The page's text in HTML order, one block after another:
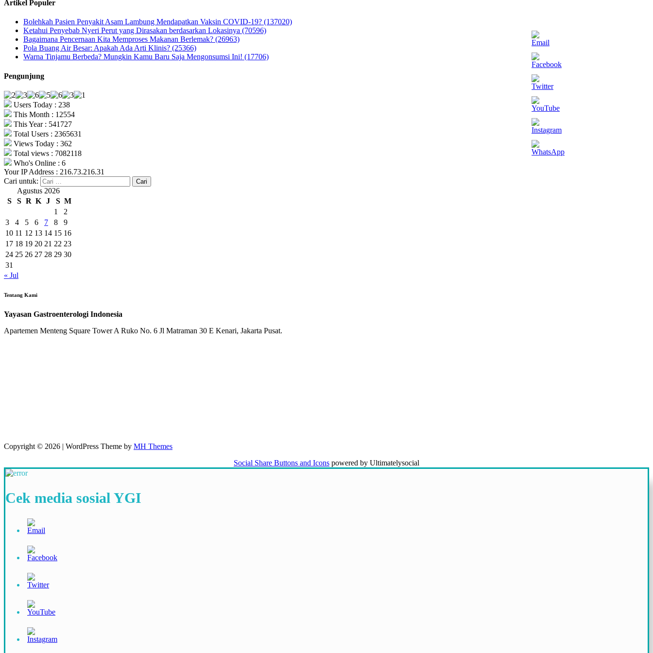
Artikel Populer
Bolehkah Pasien Penyakit Asam Lambung Mendapatkan Vaksin COVID-19? (137020)
Ketahui Penyebab Nyeri Perut yang Dirasakan berdasarkan Lokasinya (70596)
Bagaimana Pencernaan Kita Memproses Makanan Berlemak? (26963)
Pola Buang Air Besar: Apakah Ada Arti Klinis? (25366)
Warna Tinjamu Berbeda? Mungkin Kamu Baru Saja Mengonsumsi Ini! (17706)
Pengunjung
Users Today : 238
This Month : 12554
This Year : 541727
Total Users : 2365631
Views Today : 362
Total views : 7082118
Who's Online : 6
Your IP Address : 216.73.216.31
Cari untuk:
Agustus 2026
S
S R K J S M
1
2
3
4 5 6 7 8
9
10 11 12 13 14 15 16
17 18 19 20 21 22 23
24 25 26 27 28 29 30
31
« Jul
Tentang Kami
Yayasan Gastroenterologi Indonesia
Apartemen Menteng Square Tower A Ruko No. 6 Jl Matraman 30 E Kenari, Jakarta Pusat.
Copyright © 2026 | WordPress Theme by MH Themes
Social Share Buttons and Icons powered by Ultimatelysocial
Cek media sosial YGI